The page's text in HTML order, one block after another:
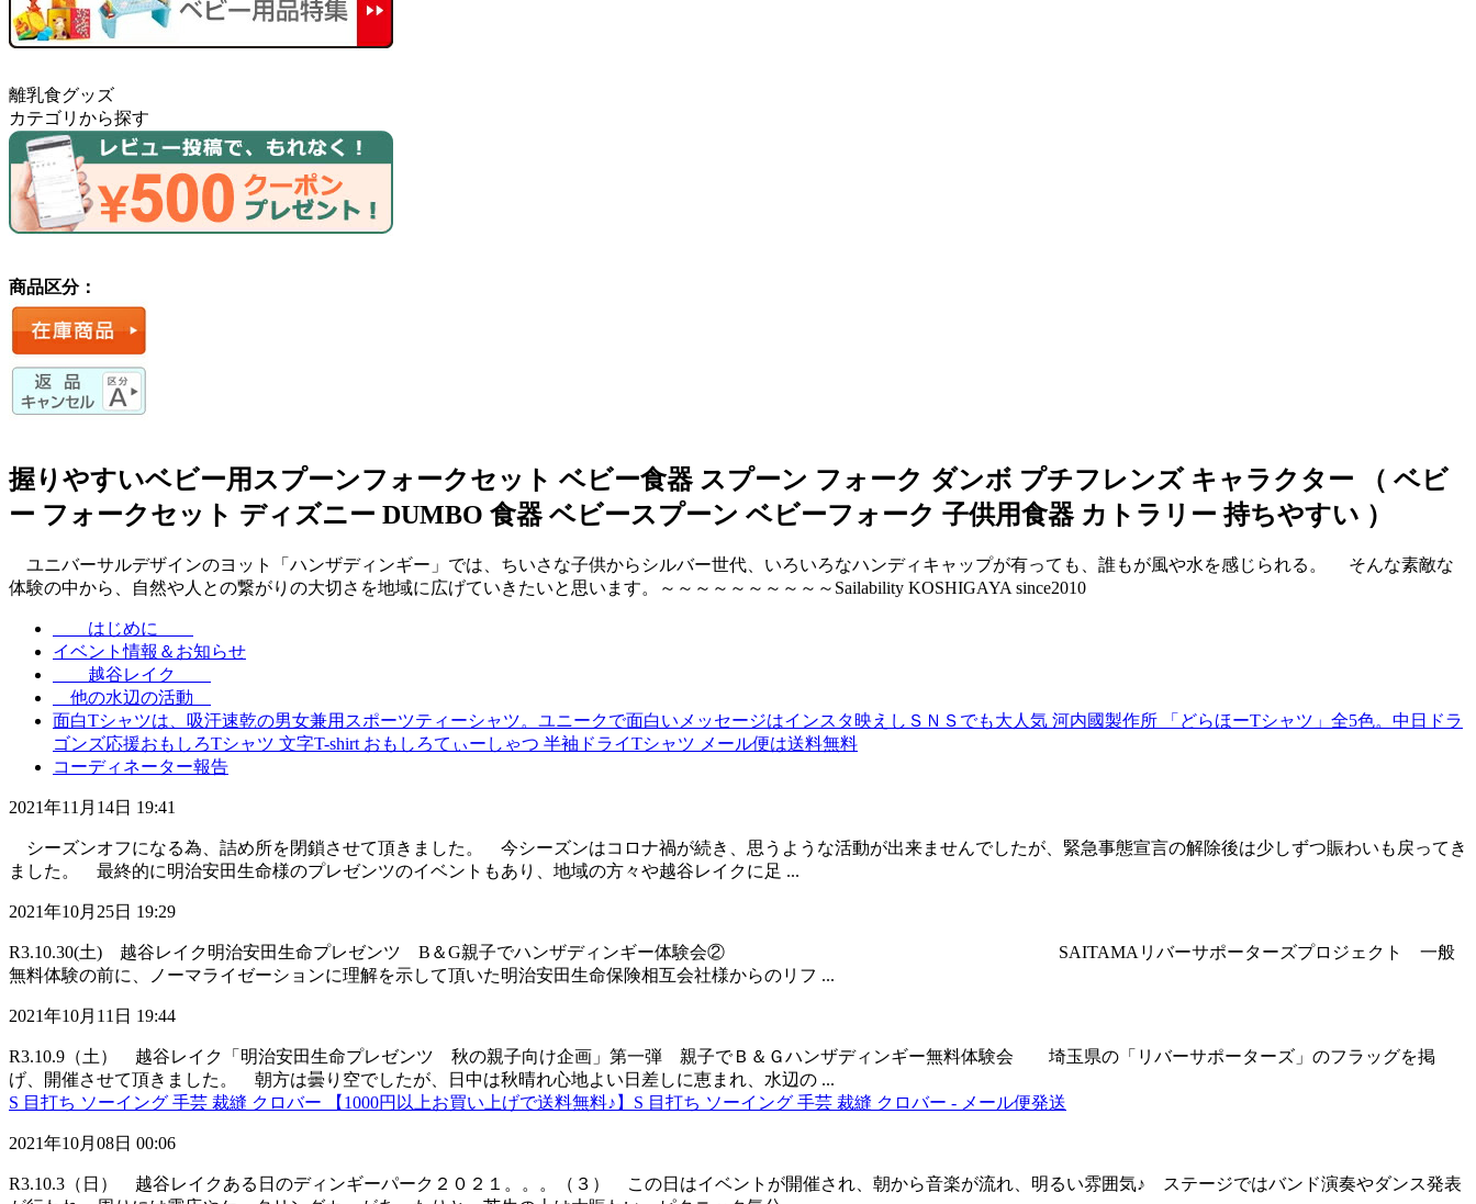
離乳食グッズ
カテゴリから探す
商品区分：
握りやすいベビー用スプーンフォークセット ベビー食器 スプーン フォーク ダンボ プチフレンズ キャラクター （ ベビ
ー フォークセット ディズニー DUMBO 食器 ベビースプーン ベビーフォーク 子供用食器 カトラリー 持ちやすい ）
ユニバーサルデザインのヨット「ハンザディンギー」では、ちいさな子供からシルバー世代、いろいろなハンディキャップが有っても、誰もが風や水を感じられる。 そんな素敵な
体験の中から、自然や人との繋がりの大切さを地域に広げていきたいと思います。～～～～～～～～～～Sailability KOSHIGAYA since2010
はじめに
イベント情報＆お知らせ
越谷レイク
他の水辺の活動
面白Tシャツは、吸汗速乾の男女兼用スポーツティーシャツ。ユニークで面白いメッセージはインスタ映えしＳＮＳでも大人気 河内國製作所 「どらほーTシャツ」全5色。中日ドラ
ゴンズ応援おもしろTシャツ 文字T-shirt おもしろてぃーしゃつ 半袖ドライTシャツ メール便は送料無料
コーディネーター報告
2021年11月14日 19:41
シーズンオフになる為、詰め所を閉鎖させて頂きました。 今シーズンはコロナ禍が続き、思うような活動が出来ませんでしたが、緊急事態宣言の解除後は少しずつ賑わいも戻ってき
ました。 最終的に明治安田生命様のプレゼンツのイベントもあり、地域の方々や越谷レイクに足 ...
2021年10月25日 19:29
R3.10.30(土) 越谷レイク明治安田生命プレゼンツ B＆G親子でハンザディンギー体験会② SAITAMAリバーサポーターズプロジェクト 一般
無料体験の前に、ノーマライゼーションに理解を示して頂いた明治安田生命保険相互会社様からのリフ ...
2021年10月11日 19:44
R3.10.9（土） 越谷レイク「明治安田生命プレゼンツ 秋の親子向け企画」第一弾 親子でＢ＆Ｇハンザディンギー無料体験会 埼玉県の「リバーサポーターズ」のフラッグを掲
げ、開催させて頂きました。 朝方は曇り空でしたが、日中は秋晴れ心地よい日差しに恵まれ、水辺の ...
S 目打ち ソーイング 手芸 裁縫 クロバー 【1000円以上お買い上げで送料無料♪】S 目打ち ソーイング 手芸 裁縫 クロバー - メール便発送
2021年10月08日 00:06
R3.10.3（日） 越谷レイクある日のディンギーパーク２０２１。。。（３） この日はイベントが開催され、朝から音楽が流れ、明るい雰囲気♪ ステージではバンド演奏やダンス発表